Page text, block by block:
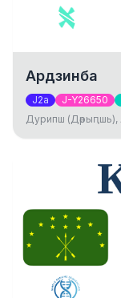
Ардзинба
J2a J-Y26650
Дурипш (Дәрыԥшь),